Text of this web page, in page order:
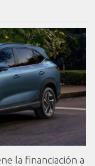
la financiación a